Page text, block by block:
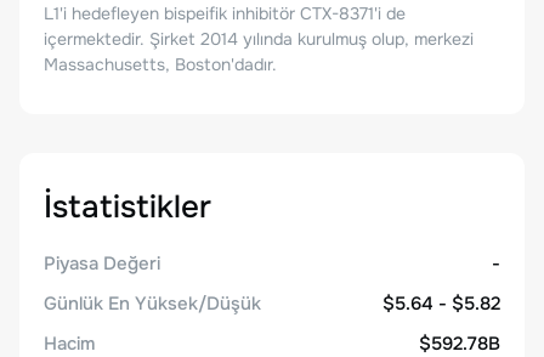
L1'i hedefleyen bispeifik inhibitör CTX-8371'i de
içermektedir. Şirket 2014 yılında kurulmuş olup, merkezi
Massachusetts, Boston'dadır.
İstatistikler
Piyasa Değeri
-
Günlük En Yüksek/Düşük
$5.64 - $5.82
Hacim
$592.78B